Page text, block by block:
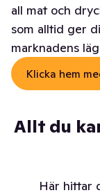
all mat och
som alltid ger
marknadens
Klicka hem
Allt du
Här hittar